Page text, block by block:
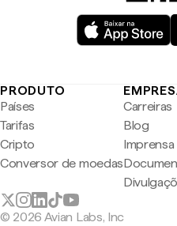
PRODUTO
Países
Tarifas
Cripto
Conversor de moedas
Carreiras
Blog
Imprensa
© 2026 Avian Labs, Inc